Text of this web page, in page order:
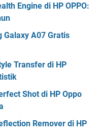
Engine di HP OPPO:
Galaxy A07 Gratis
Transfer di HP
Shot di HP Oppo
Remover di HP